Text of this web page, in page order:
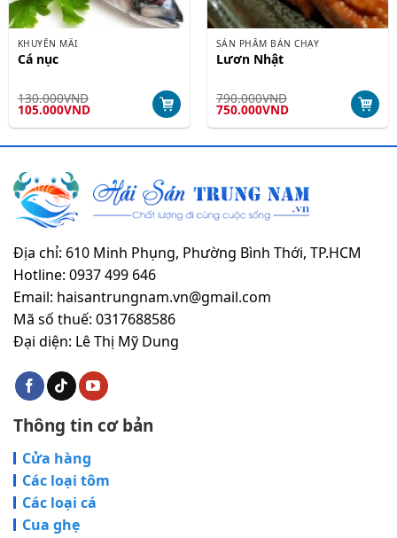
KHUYẾN MÃI
Cá nục
130.000VND
Giá
là:
130.000VND.
105.000VNDGiá
tại
là:
SẢN PHẨM BÁN CHẠY
Lươn Nhật
790.000VND
Giá
là:
790.000VND.
750.000VNDGiá
tại
là:
Địa chỉ: 610 Minh Phụng, Phường Bình Thới, TP.HCM
Hotline: 0937 499 646
Email: haisantrungnam.vn@gmail.com
Mã số thuế: 0317688586
Đại diện: Lê Thị Mỹ Dung
Thông tin cơ bản
Cửa hàng
Các loại tôm
Các loại cá
Cua ghẹ